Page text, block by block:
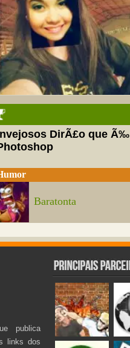
DirÃ£o que Ã‰
Baratonta
publica
links dos